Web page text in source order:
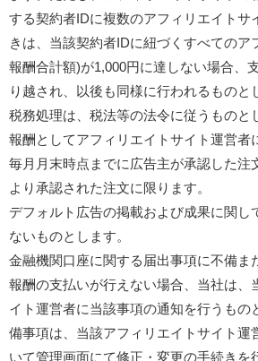
する契約者IDに複数のアフィリエイトサ
きは、当該契約者IDに紐づくすべてのア
報酬合計額)が1,000円に達しない場合、
り越され、以後も同様に行われるものと
税務処理は、税法等の法令に従うものと
報酬としてアフィリエイトサイト運営者
毎月月末時点までに広告主が承認した注
より承認された注文に限ります。
デフォルト広告の掲載および成果に関し
ないものとします。
金融機関口座に関する届出事項に不備ま
報酬の支払いが行えない場合、当社は、
イト運営者に当該事項の通知を行うもの
備事項は、当該アフィリエイトサイト運
いて管理画面にて修正・変更の手続きを